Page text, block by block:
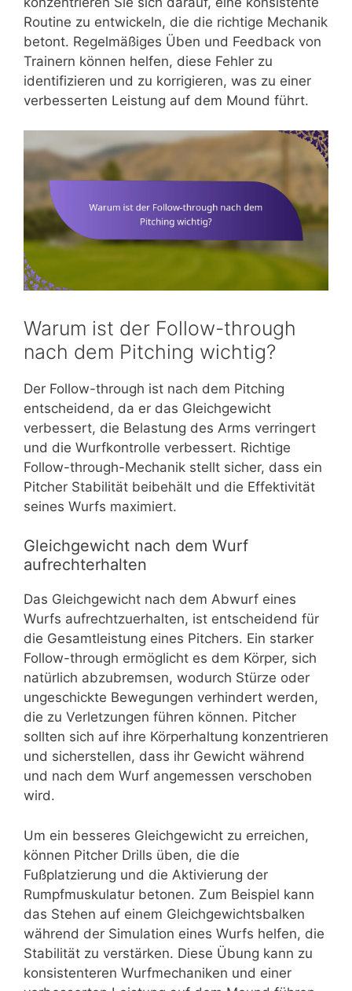
Routine zu entwickeln, die die richtige Mechanik
betont. Regelmäßiges Üben und Feedback von
Trainern können helfen, diese Fehler zu
identifizieren und zu korrigieren, was zu einer
verbesserten Leistung auf dem Mound führt.
Warum ist der Follow-through
nach dem Pitching wichtig?
Der Follow-through ist nach dem Pitching
entscheidend, da er das Gleichgewicht
verbessert, die Belastung des Arms verringert
und die Wurfkontrolle verbessert. Richtige
Follow-through-Mechanik stellt sicher, dass ein
Pitcher Stabilität beibehält und die Effektivität
seines Wurfs maximiert.
Gleichgewicht nach dem Wurf
aufrechterhalten
Das Gleichgewicht nach dem Abwurf eines
Wurfs aufrechtzuerhalten, ist entscheidend für
die Gesamtleistung eines Pitchers. Ein starker
Follow-through ermöglicht es dem Körper, sich
natürlich abzubremsen, wodurch Stürze oder
ungeschickte Bewegungen verhindert werden,
die zu Verletzungen führen können. Pitcher
sollten sich auf ihre Körperhaltung konzentrieren
und sicherstellen, dass ihr Gewicht während
und nach dem Wurf angemessen verschoben
wird.
Um ein besseres Gleichgewicht zu erreichen,
können Pitcher Drills üben, die die
Fußplatzierung und die Aktivierung der
Rumpfmuskulatur betonen. Zum Beispiel kann
das Stehen auf einem Gleichgewichtsbalken
während der Simulation eines Wurfs helfen, die
Stabilität zu verstärken. Diese Übung kann zu
konsistenteren Wurfmechaniken und einer